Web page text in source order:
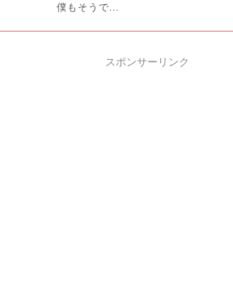
僕もそうで...
スポンサーリンク